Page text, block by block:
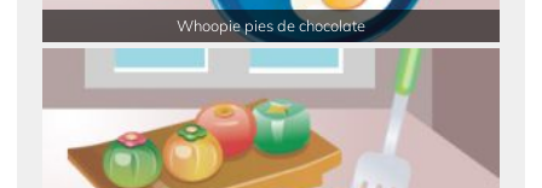
Whoopie pies de chocolate